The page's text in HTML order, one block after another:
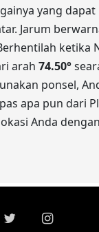
yang
Jarum
arah74.50°
ponsel,
apa pun dari
Anda